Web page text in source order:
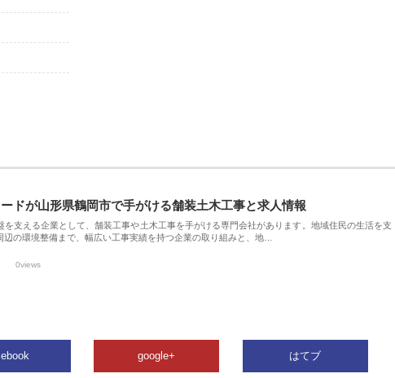
ドが山形県鶴岡市で手がける舗装土木工事と求人情報
を支える企業として、舗装工事や土木工事を手がける専門会社があります。地域住民の生活を支
辺の環境整備まで、幅広い工事実績を持つ企業の取り組みと、地…
0views
google+ はてブ